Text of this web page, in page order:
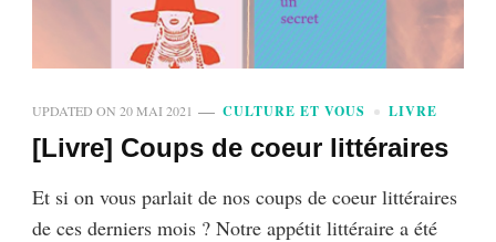
UPDATED ON 20 MAI 2021 CULTURE ET VOUS LIVRE
[Livre] Coups de coeur littéraires
Et si on vous parlait de nos coups de coeur littéraires
de ces derniers mois ? Notre appétit littéraire a été